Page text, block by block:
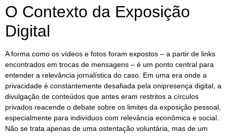
O Contexto da Exposição
Digital
A forma como os vídeos e fotos foram expostos – a partir de links
encontrados em trocas de mensagens – é um ponto central para
entender a relevância jornalística do caso. Em uma era onde a
privacidade é constantemente desafiada pela onipresença digital, a
divulgação de conteúdos que antes eram restritos a círculos
privados reacende o debate sobre os limites da exposição pessoal,
especialmente para indivíduos com relevância econômica e social.
Não se trata apenas de uma ostentação voluntária, mas de um